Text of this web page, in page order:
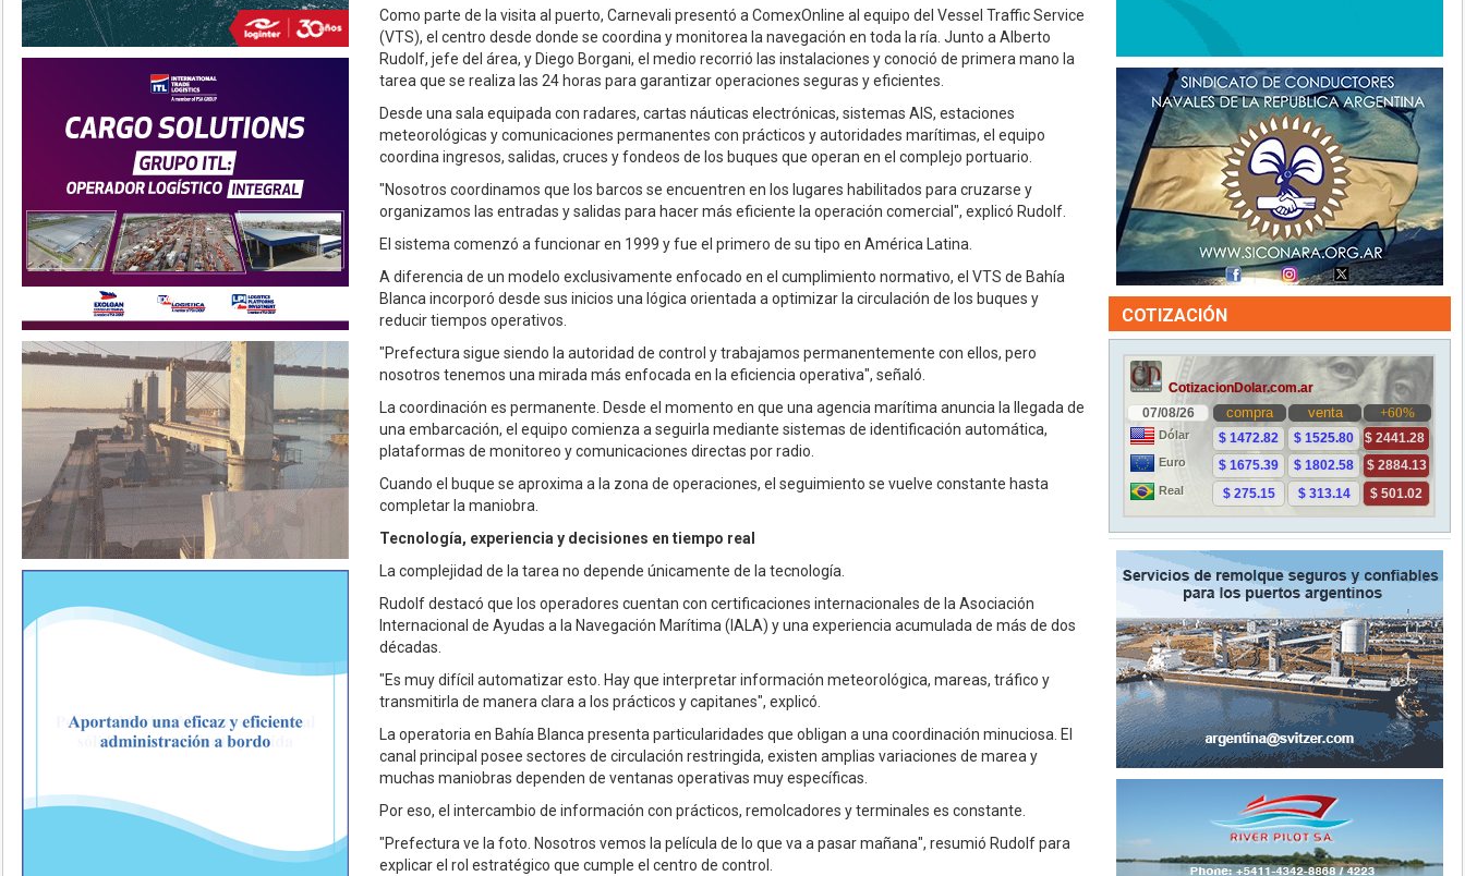
Como parte de la visita al puerto, Carnevali presentó a ComexOnline al equipo del Vessel Traffic Service
(VTS), el centro desde donde se coordina y monitorea la navegación en toda la ría. Junto a Alberto
Rudolf, jefe del área, y Diego Borgani, el medio recorrió las instalaciones y conoció de primera mano la
tarea que se realiza las 24 horas para garantizar operaciones seguras y eficientes.
Desde una sala equipada con radares, cartas náuticas electrónicas, sistemas AIS, estaciones
meteorológicas y comunicaciones permanentes con prácticos y autoridades marítimas, el equipo
coordina ingresos, salidas, cruces y fondeos de los buques que operan en el complejo portuario.
"Nosotros coordinamos que los barcos se encuentren en los lugares habilitados para cruzarse y
organizamos las entradas y salidas para hacer más eficiente la operación comercial", explicó Rudolf.
El sistema comenzó a funcionar en 1999 y fue el primero de su tipo en América Latina.
A diferencia de un modelo exclusivamente enfocado en el cumplimiento normativo, el VTS de Bahía
Blanca incorporó desde sus inicios una lógica orientada a optimizar la circulación de los buques y
reducir tiempos operativos.
"Prefectura sigue siendo la autoridad de control y trabajamos permanentemente con ellos, pero
nosotros tenemos una mirada más enfocada en la eficiencia operativa", señaló.
La coordinación es permanente. Desde el momento en que una agencia marítima anuncia la llegada de
una embarcación, el equipo comienza a seguirla mediante sistemas de identificación automática,
plataformas de monitoreo y comunicaciones directas por radio.
Cuando el buque se aproxima a la zona de operaciones, el seguimiento se vuelve constante hasta
completar la maniobra.
Tecnología, experiencia y decisiones en tiempo real
La complejidad de la tarea no depende únicamente de la tecnología.
Rudolf destacó que los operadores cuentan con certificaciones internacionales de la Asociación
Internacional de Ayudas a la Navegación Marítima (IALA) y una experiencia acumulada de más de dos
décadas.
"Es muy difícil automatizar esto. Hay que interpretar información meteorológica, mareas, tráfico y
transmitirla de manera clara a los prácticos y capitanes", explicó.
La operatoria en Bahía Blanca presenta particularidades que obligan a una coordinación minuciosa. El
canal principal posee sectores de circulación restringida, existen amplias variaciones de marea y
muchas maniobras dependen de ventanas operativas muy específicas.
Por eso, el intercambio de información con prácticos, remolcadores y terminales es constante.
"Prefectura ve la foto. Nosotros vemos la película de lo que va a pasar mañana", resumió Rudolf para
explicar el rol estratégico que cumple el centro de control.
COTIZACIÓN